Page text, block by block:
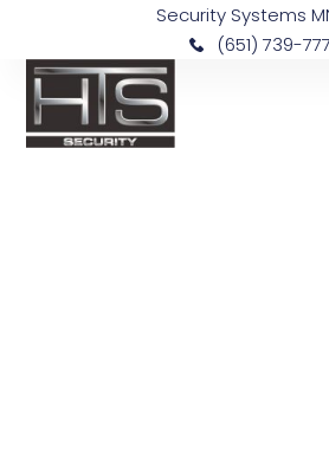
Security Systems
(651) 739-